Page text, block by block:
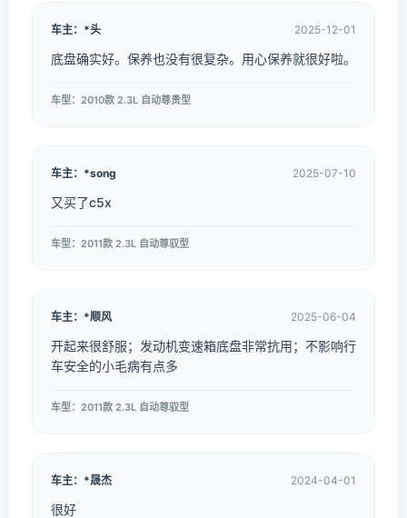
车主：*头 2025-12-01
底盘确实好。保养也没有很复杂。用心保养就很好啦。
车型：2010款 2.3L 自动尊贵型
车主：*song 2025-07-10
又买了c5x
车型：2011款 2.3L 自动尊驭型
车主：*顺风 2025-06-04
开起来很舒服；发动机变速箱底盘非常抗用；不影响行
车安全的小毛病有点多
车型：2011款 2.3L 自动尊驭型
车主：*晟杰 2024-04-01
很好